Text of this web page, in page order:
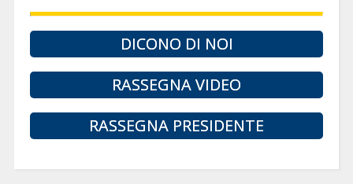
DICONO DI NOI
RASSEGNA VIDEO
RASSEGNA PRESIDENTE